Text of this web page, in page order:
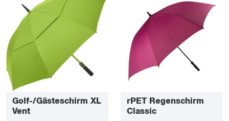
Golf-/Gästeschirm XL
Vent
rPET Regenschirm
Classic